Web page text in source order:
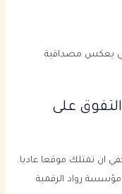
يعكس مصداقية
على
ان تمتلك موقعا عاديا.
رواد الرقمية